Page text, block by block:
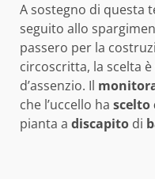
A sostegno di questa
seguito allo
passero per la
circoscritta, la scelta
d’assenzio. Il
che l’uccello ha scelto
pianta a discapito di